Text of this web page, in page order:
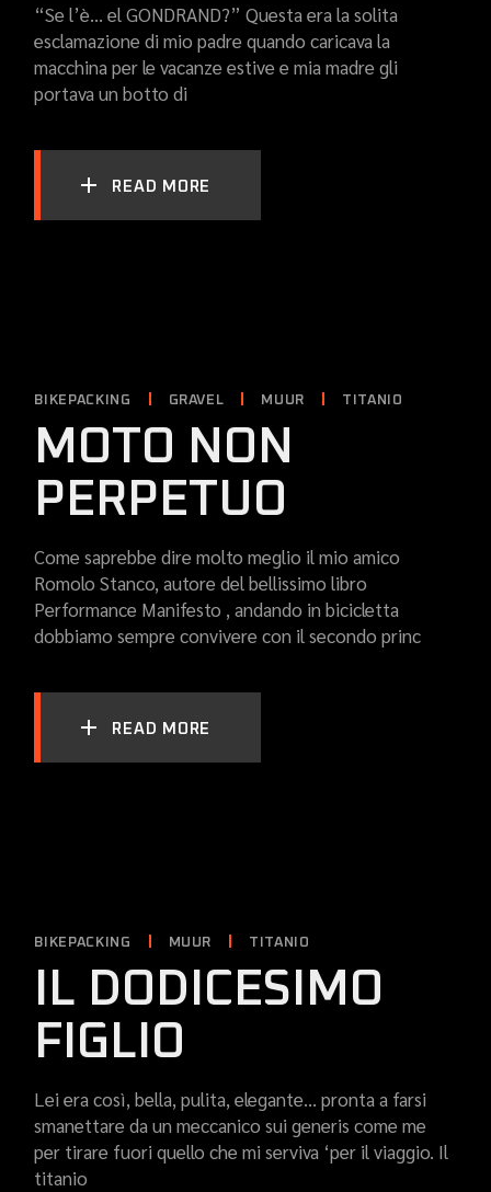
“Se l’è… el GONDRAND?” Questa era la solita
esclamazione di mio padre quando caricava la
macchina per le vacanze estive e mia madre gli
portava un botto di
READ MORE
BIKEPACKING GRAVEL MUUR TITANIO
MOTO NON
PERPETUO
Come saprebbe dire molto meglio il mio amico
Romolo Stanco, autore del bellissimo libro
Performance Manifesto , andando in bicicletta
dobbiamo sempre convivere con il secondo princ
READ MORE
BIKEPACKING MUUR TITANIO
IL DODICESIMO
FIGLIO
Lei era così, bella, pulita, elegante… pronta a farsi
smanettare da un meccanico sui generis come me
per tirare fuori quello che mi serviva ‘per il viaggio. Il
titanio